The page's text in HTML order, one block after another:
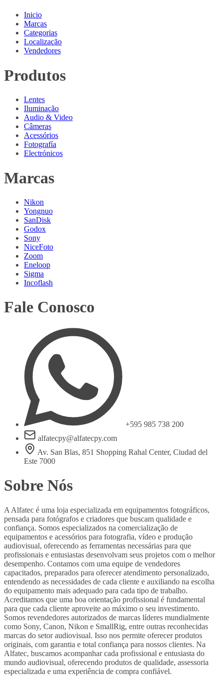
Inicio
Marcas
Categorias
Localização
Vendedores
Produtos
Lentes
Iluminação
Audio & Video
Câmeras
Acessórios
Fotografía
Electrónicos
Marcas
Nikon
Yongnuo
SanDisk
Godox
Sony
NiceFoto
Zoom
Eneloop
Sigma
Incoflash
Fale Conosco
+595 985 738 200
alfatecpy@alfatecpy.com
Av. San Blas, 851 Shopping Rahal Center, Ciudad del
Este 7000
Sobre Nós
A Alfatec é uma loja especializada em equipamentos fotográficos,
pensada para fotógrafos e criadores que buscam qualidade e
confiança. Somos especializados na comercialização de
equipamentos e acessórios para fotografia, vídeo e produção
audiovisual, oferecendo as ferramentas necessárias para que
profissionais e entusiastas desenvolvam seus projetos com o melhor
desempenho. Contamos com uma equipe de vendedores
capacitados, preparados para oferecer atendimento personalizado,
entendendo as necessidades de cada cliente e auxiliando na escolha
do equipamento mais adequado para cada tipo de trabalho.
Acreditamos que uma boa orientação profissional é fundamental
para que cada cliente aproveite ao máximo o seu investimento.
Somos revendedores autorizados de marcas líderes mundialmente
como Sony, Canon, Nikon e SmallRig, entre outras reconhecidas
marcas do setor audiovisual. Isso nos permite oferecer produtos
originais, com garantia e total confiança para nossos clientes. Na
Alfatec, buscamos acompanhar cada profissional e entusiasta do
mundo audiovisual, oferecendo produtos de qualidade, assessoria
especializada e uma experiência de compra confiável.